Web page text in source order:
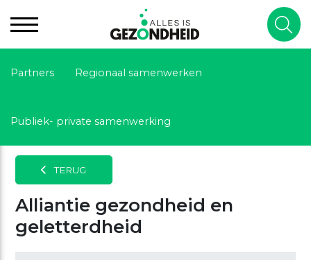
Partners Regionaal samenwerken
Publiek- private samenwerking
TERUG
Alliantie gezondheid en
geletterdheid